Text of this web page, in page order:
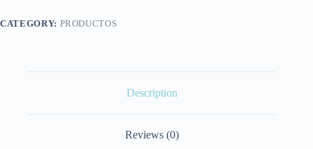
CATEGORY: PRODUCTOS
Description
Reviews (0)